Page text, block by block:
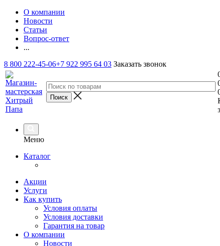
О компании
Новости
Статьи
Вопрос-ответ
...
8 800 222-45-06+7 922 995 64 03 Заказать звонок
Меню
Каталог
Акции
Услуги
Как купить
Условия оплаты
Условия доставки
Гарантия на товар
О компании
Новости